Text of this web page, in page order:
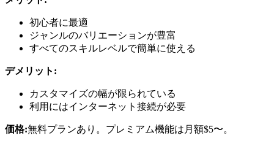
初心者に最適
ジャンルのバリエーションが豊富
すべてのスキルレベルで簡単に使える
デメリット:
カスタマイズの幅が限られている
利用にはインターネット接続が必要
価格:無料プランあり。プレミアム機能は月額$5〜。